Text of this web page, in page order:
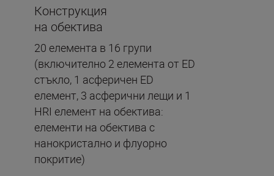
Конструкция
на обектива
20 елемента в 16 групи
(включително 2 елемента от ED
стъкло, 1 асферичен ED
елемент, 3 асферични лещи и 1
HRI елемент на обектива:
елементи на обектива с
нанокристално и флуорно
покритие)